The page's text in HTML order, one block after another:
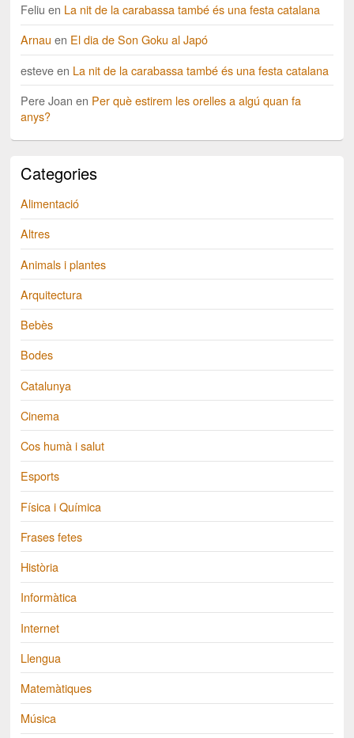
Feliu en La nit de la carabassa també és una festa catalana
Arnau en El dia de Son Goku al Japó
esteveen La nit de la carabassa també és una festa catalana
Pere Joan en Per què estirem les orelles a algú quan fa
anys?
Categories
Alimentació
Altres
Animals i plantes
Arquitectura
Bebès
Bodes
Catalunya
Cinema
Cos humà i salut
Esports
Física i Química
Frases fetes
Història
Informàtica
Internet
Llengua
Matemàtiques
Música